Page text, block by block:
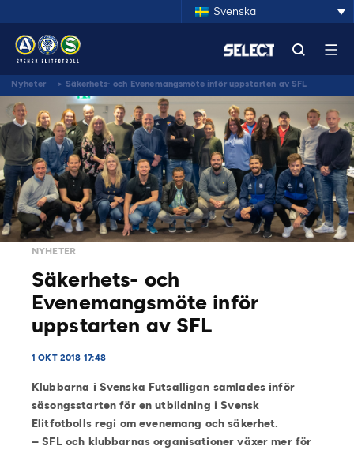
Svenska
Nyheter > Säkerhets- och Evenemangsmöte inför uppstarten av SFL
NYHETER
Säkerhets- och
Evenemangsmöte inför
uppstarten av SFL
1 OKT 2018 17:48
Klubbarna i Svenska Futsalligan samlades inför
säsongsstarten för en utbildning i Svensk
Elitfotbolls regi om evenemang och säkerhet.
– SFL och klubbarnas organisationer växer mer för